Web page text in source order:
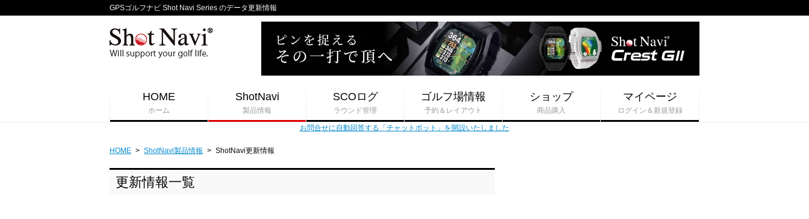
GPSゴルフナビ Shot Navi Series のデータ更新情報
HOME
ホーム
ShotNavi
製品情報
SCOログ
ラウンド管理
ゴルフ場情報
予約＆レイアウト
ショップ
商品購入
マイページ
ログイン＆新規登録
お問合せに自動回答する「チャットボット」を開設いたしました
HOME > ShotNavi製品情報 > ShotNavi更新情報
更新情報一覧